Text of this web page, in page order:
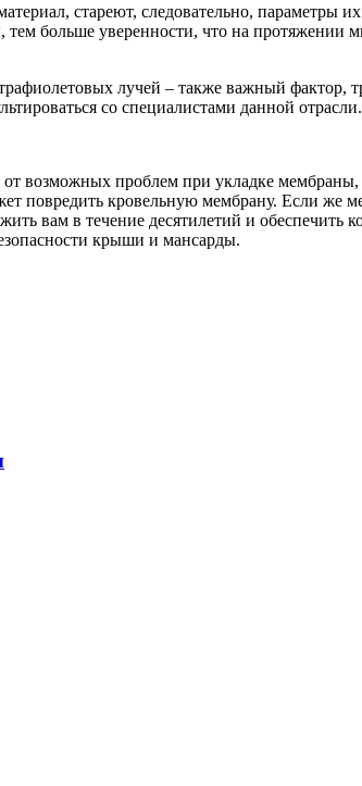
стареют, следовательно, параметры
больше уверенности, что на протяжении
лучей – также важный
со специалистами данной отрасли.
от возможных проблем при укладке
повредить кровельную мембрану. Если же
вам в течение десятилетий и
крыши и мансарды.